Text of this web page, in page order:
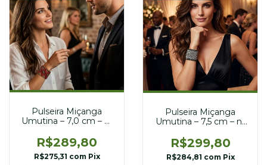
Pulseira Miçanga
Umutina – 7,0 cm – nº
R$289,80
R$275,31 com Pix
Pulseira Miçanga
Umutina – 7,5 cm – nº
R$299,80
R$284,81 com Pix